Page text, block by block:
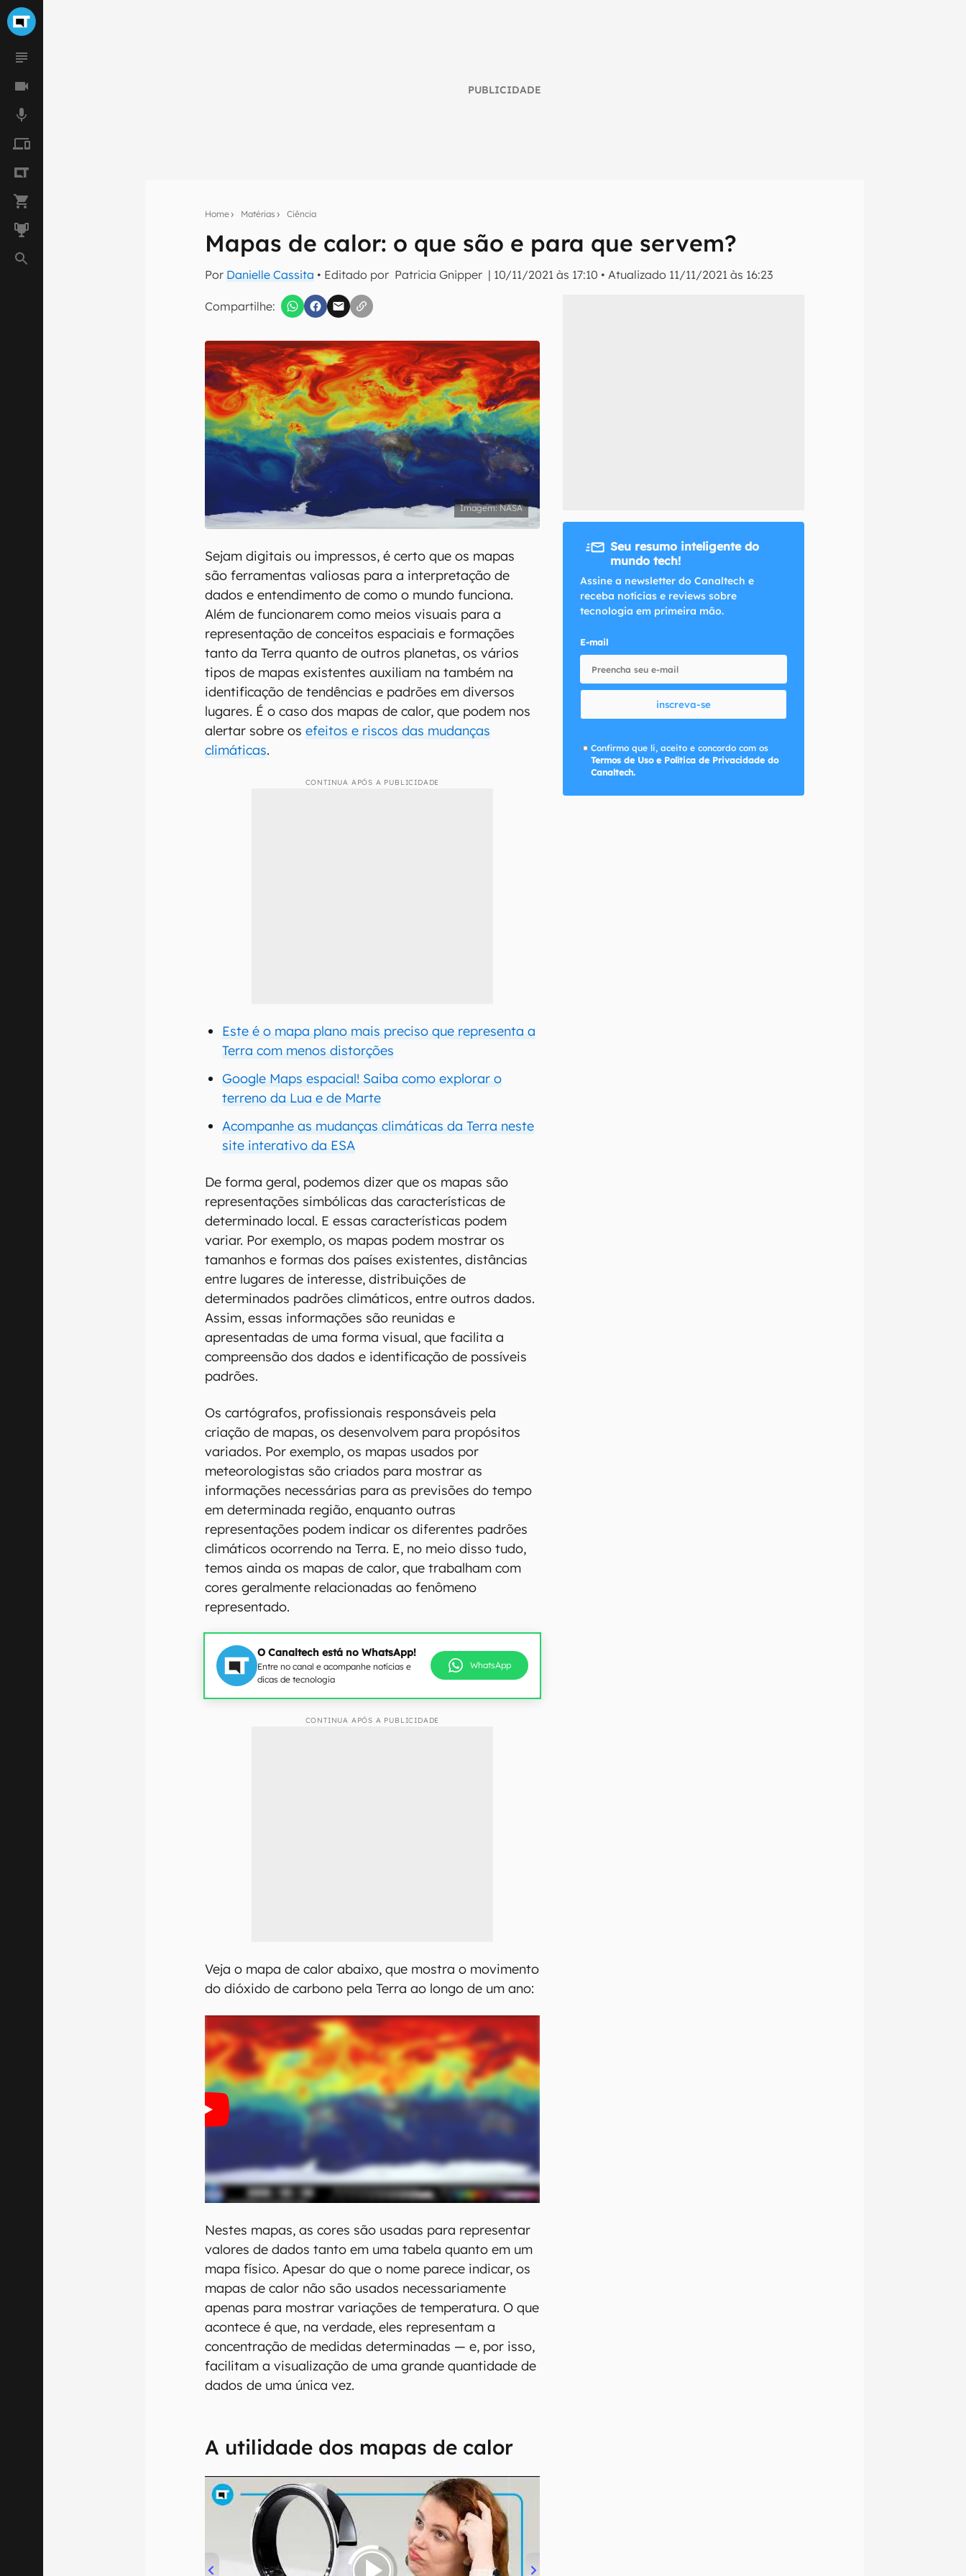
PUBLICIDADE
Home Matérias Ciência
Mapas de calor: o que são e para que servem?
Por Danielle Cassita • Editado por Patricia Gnipper | 10/11/2021 às 17:10 •Atualizado 11/11/2021 às 16:23
Compartilhe:
Seu resumo inteligente do mundo tech!
Assine a newsletter do Canaltech e receba notícias e reviews sobre tecnologia em primeira
inscreva-se
Confirmo que li, aceito e concordo com os Termos de Uso e Política de Privacidade do Canaltech.
NASA
Sejam digitais ou impressos, é certo que os mapas
são ferramentas valiosas para a interpretação de
dados e entendimento de como o mundo funciona.
Além de funcionarem como meios visuais para a
representação de conceitos espaciais e formações
tanto da Terra quanto de outros planetas, os vários
tipos de mapas existentes auxiliam na também na
identificação de tendências e padrões em diversos
lugares. É o caso dos mapas de calor, que podem nos
alertar sobre osefeitos e riscos das mudanças
climáticas.
CONTINUA APÓS A PUBLICIDADE
Este é o mapa plano mais preciso que representa a
Terra com menos distorções
Google Maps espacial! Saiba como explorar o
terreno da Lua e de Marte
Acompanhe as mudanças climáticas da Terra neste
site interativo da ESA
De forma geral, podemos dizer que os mapas são
representações simbólicas das características de
determinado local. E essas características podem
variar. Por exemplo, os mapas podem mostrar os
tamanhos e formas dos países existentes, distâncias
entre lugares de interesse, distribuições de
determinados padrões climáticos, entre outros dados.
Assim, essas informações são reunidas e
apresentadas de uma forma visual, que facilita a
compreensão dos dados e identificação de possíveis
padrões.
Os cartógrafos, profissionais responsáveis pela
criação de mapas, os desenvolvem para propósitos
variados. Por exemplo, os mapas usados por
meteorologistas são criados para mostrar as
informações necessárias para as previsões do tempo
em determinada região, enquanto outras
representações podem indicar os diferentes padrões
climáticos ocorrendo na Terra. E, no meio disso tudo,
temos ainda os mapas de calor, que trabalham com
cores geralmente relacionadas ao fenômeno
representado.
O Canaltech está no WhatsApp!
Entre no canal e acompanhe notícias e
dicas de tecnologia
WhatsApp
CONTINUA APÓS A PUBLICIDADE
Veja o mapa de calor abaixo, que mostra o movimento
do dióxido de carbono pela Terra ao longo de um ano:
Nestes mapas, as cores são usadas para representar
valores de dados tanto em uma tabela quanto em um
mapa físico. Apesar do que o nome parece indicar, os
mapas de calor não são usados necessariamente
apenas para mostrar variações de temperatura. O que
acontece é que, na verdade, eles representam a
concentração de medidas determinadas — e, por isso,
facilitam a visualização de uma grande quantidade de
dados de uma única vez.
A utilidade dos mapas de calor
Seu resumo inteligente do
mundo tech!
Assine a newsletter do Canaltech e
receba notícias e reviews sobre
tecnologia em primeira mão.
E-mail
inscreva-se
Confirmo que li, aceito e concordo com os
Termos de Uso e Política de Privacidade do
Canaltech.